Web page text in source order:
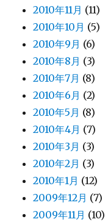
2010年11月 (11)
2010年10月 (5)
2010年9月 (6)
2010年8月 (3)
2010年7月 (8)
2010年6月 (2)
2010年5月 (8)
2010年4月 (7)
2010年3月 (3)
2010年2月 (3)
2010年1月 (12)
2009年12月 (7)
2009年11月 (10)